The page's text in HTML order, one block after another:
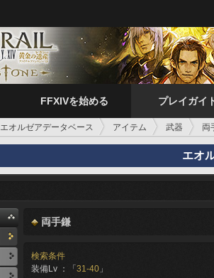
FFXIVを始める プレイガイ
エオルゼアデータベース アイテム 武器 両
エオ
両手鎌
検索条件
装備Lv ：「 31-40 」